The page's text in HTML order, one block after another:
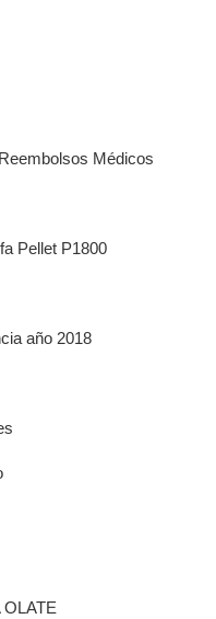
Médicos
Pellet P1800
año 2018